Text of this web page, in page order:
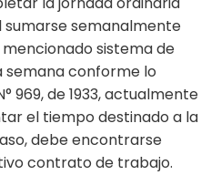
semanalmente
sistema de
conforme lo
969, de 1933, actualmente
el tiempo destinado a la
debe encontrarse
contrato de trabajo.